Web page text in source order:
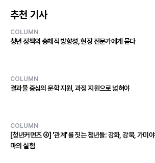
추천 기사
COLUMN
청년 정책의 총체적 방향성, 현장 전문가에게 묻다
COLUMN
결과물 중심의 문학 지원, 과정 지원으로 넓혀야
COLUMN
[청년커먼즈 ④] '관계'를 짓는 청년들: 강화, 강북, 가미야
마의 실험